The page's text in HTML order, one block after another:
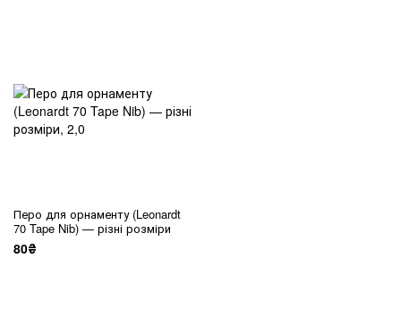
Перо для орнаменту (Leonardt
70 Tape Nib) — різні розміри
80₴